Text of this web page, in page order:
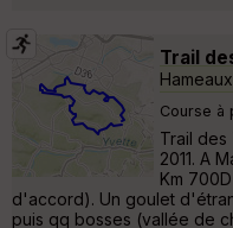
Trail
Hameaux
Course à
Trail des
2011. A
Km
d'accord). Un goulet
puis qq bosses (vallée de